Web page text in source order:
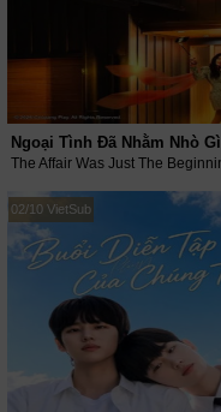
Ngoại Tình Đã Nhằm Nhò Gì
02/10 VietSub